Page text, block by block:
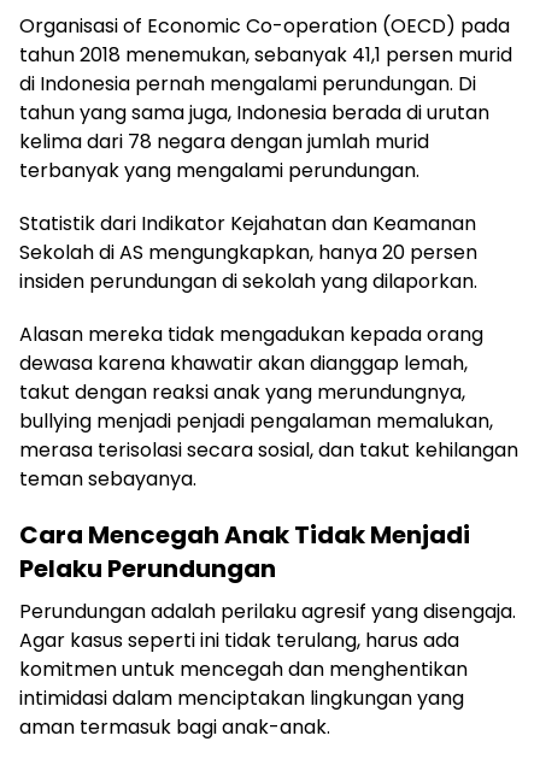
Organisasi of Economic Co-operation (OECD) pada
tahun 2018 menemukan, sebanyak 41,1 persen murid
di Indonesia pernah mengalami perundungan. Di
tahun yang sama juga, Indonesia berada di urutan
kelima dari 78 negara dengan jumlah murid
terbanyak yang mengalami perundungan.
Statistik dari Indikator Kejahatan dan Keamanan
Sekolah di AS mengungkapkan, hanya 20 persen
insiden perundungan di sekolah yang dilaporkan.
Alasan mereka tidak mengadukan kepada orang
dewasa karena khawatir akan dianggap lemah,
takut dengan reaksi anak yang merundungnya,
bullying menjadi penjadi pengalaman memalukan,
merasa terisolasi secara sosial, dan takut kehilangan
teman sebayanya.
Cara Mencegah Anak Tidak Menjadi
Pelaku Perundungan
Perundungan adalah perilaku agresif yang disengaja.
Agar kasus seperti ini tidak terulang, harus ada
komitmen untuk mencegah dan menghentikan
intimidasi dalam menciptakan lingkungan yang
aman termasuk bagi anak-anak.